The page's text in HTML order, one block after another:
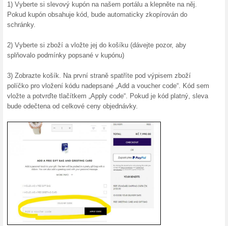
akční ceny. V e-shopu
10 % slevy při
100% fungovalo
Akce
Chcete slevu na první
Zaregistrujte se k odběru
výši 10%. Navíc se jako